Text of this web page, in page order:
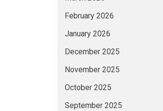
February 2026
January 2026
December 2025
November 2025
October 2025
September 2025